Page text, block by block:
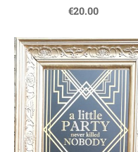
€20.00